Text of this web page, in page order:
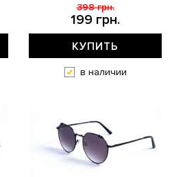
199 грн.
398 грн.
КУПИТЬ
в наличии